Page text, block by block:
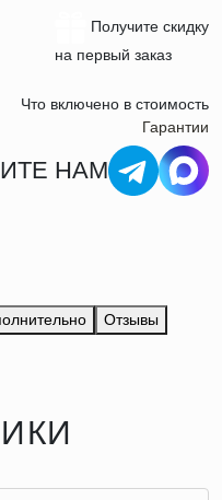
Получите скидку
на первый заказ
Что включено в стоимость
Гарантии
НАМ
Отзывы